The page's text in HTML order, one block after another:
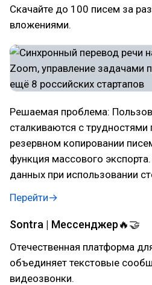
Скачайте до 100 писем за
вложениями.
Решаемая проблема:
сталкиваются с трудностями
резервном копировании
функция массового экспорта.
данных при использовании
Перейти→
Sontra | Мессенджер🔥🤝
Отечественная платформа
объединяет текстовые
видеозвонки.